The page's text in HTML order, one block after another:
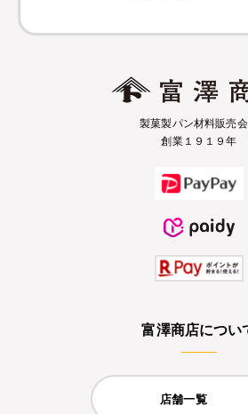
製菓製パン材料販売
創業１９１９年
富澤商店につい
店舗一覧